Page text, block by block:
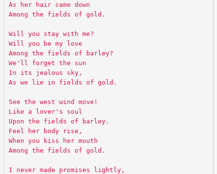
As her hair came down
Among the fields of gold.
Will you stay with me?
Will you be my love
Among the fields of barley?
We'll forget the sun
In its jealous sky,
As we lie in fields of gold.
See the west wind move!
Like a lover's soul
Upon the fields of barley.
Feel her body rise,
When you kiss her mouth
Among the fields of gold.
I never made promises lightly,